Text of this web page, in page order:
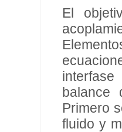
El
balance
Primero
fluido y